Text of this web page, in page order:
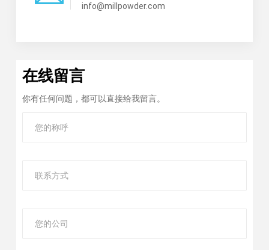
info@millpowder.com
在线留言
你有任何问题，都可以直接给我留言。